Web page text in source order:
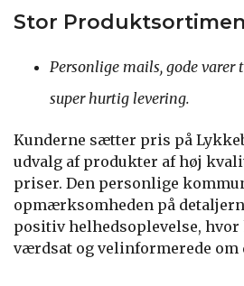
Stor
Personlige mails, gode
super hurtig levering.
Kunderne sætter pris på
udvalg af produkter af høj
priser. Den personlige
opmærksomheden på
positiv helhedsoplevelse,
værdsat og velinformerede om